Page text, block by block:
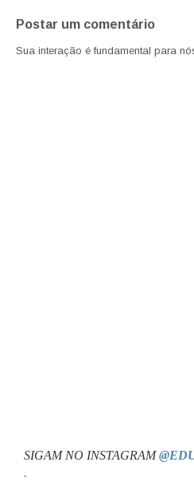
Postar um comentário
Sua interação é fundamental para
SIGAM NO INSTAGRAM
.